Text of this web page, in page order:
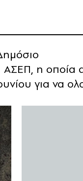
ΑΣΕΠ, η
για να